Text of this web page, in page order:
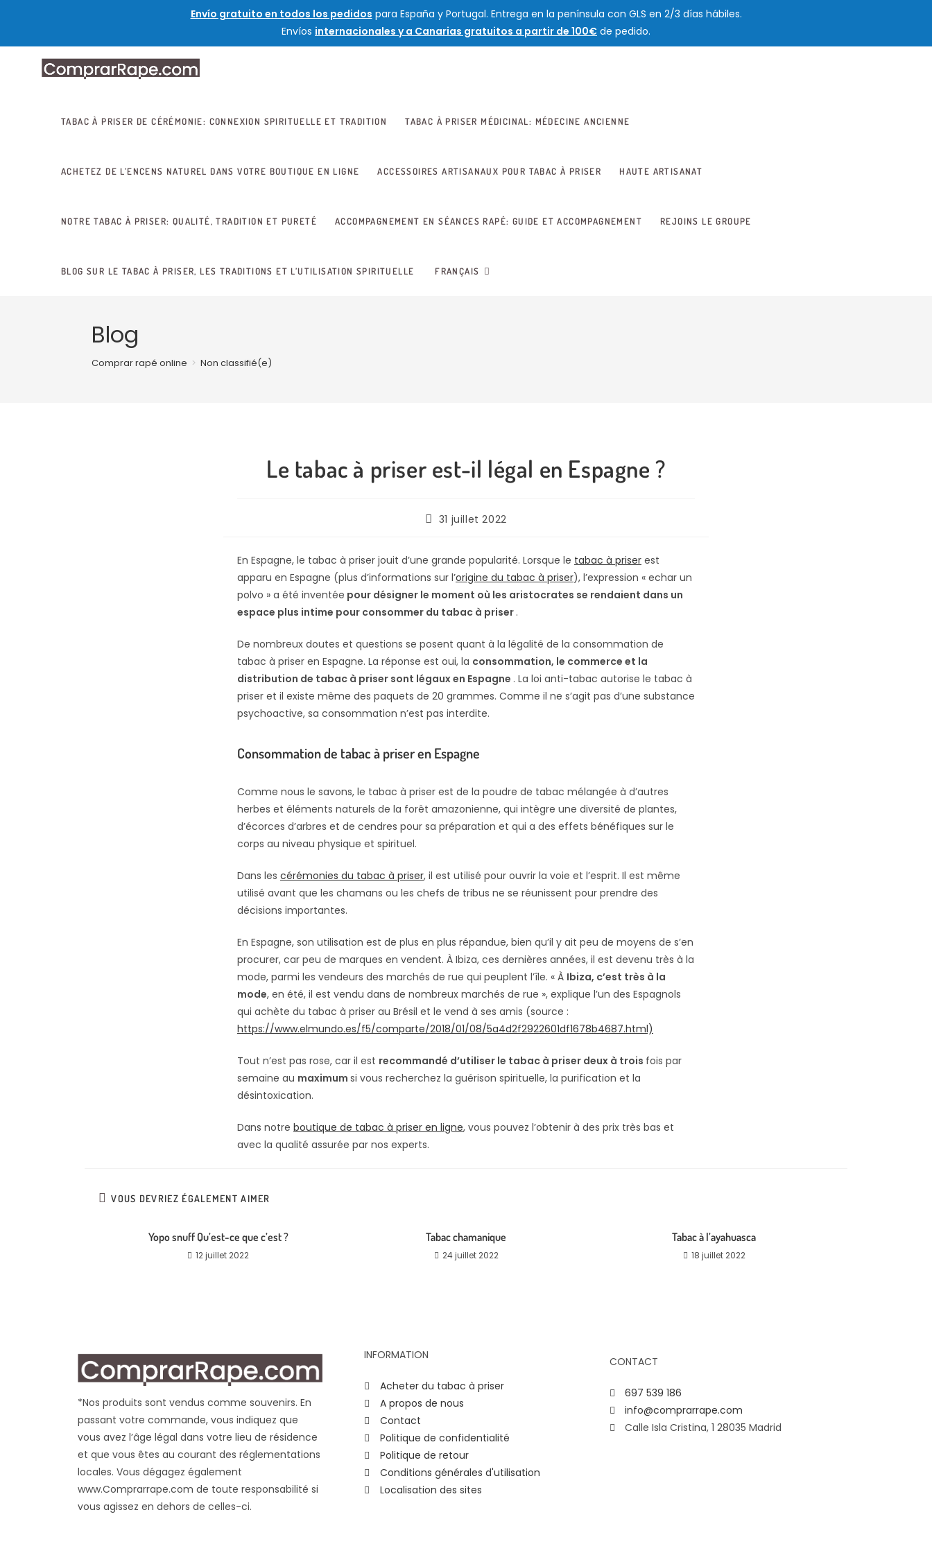
Envío gratuito en todos los pedidos para España y Portugal. Entrega en la península con GLS en 2/3 días hábiles.
Envíos internacionales y a Canarias gratuitos a partir de 100€ de pedido.
TABAC À PRISER DE CÉRÉMONIE: CONNEXION SPIRITUELLE ET TRADITION TABAC À PRISER MÉDICINAL: MÉDECINE ANCIENNE
ACHETEZ DE L’ENCENS NATUREL DANS VOTRE BOUTIQUE EN LIGNE ACCESSOIRES ARTISANAUX POUR TABAC À PRISER HAUTE ARTISANAT
NOTRE TABAC À PRISER: QUALITÉ, TRADITION ET PURETÉ ACCOMPAGNEMENT EN SÉANCES RAPÉ: GUIDE ET ACCOMPAGNEMENT REJOINS LE GROUPE
BLOG SUR LE TABAC À PRISER, LES TRADITIONS ET L’UTILISATION SPIRITUELLE FRANÇAIS
Blog
Comprar rapé online > Non classifié(e)
Le tabac à priser est-il légal en Espagne ?
31 juillet 2022
En Espagne, le tabac à priser jouit d’une grande popularité. Lorsque le tabac à priser est
apparu en Espagne (plus d’informations sur l’origine du tabac à priser), l’expression « echar un
polvo » a été inventée pour désigner le moment où les aristocrates se rendaient dans un
espace plus intime pour consommer du tabac à priser .
De nombreux doutes et questions se posent quant à la légalité de la consommation de
tabac à priser en Espagne. La réponse est oui, la consommation, le commerce et la
distribution de tabac à priser sont légaux en Espagne . La loi anti-tabac autorise le tabac à
priser et il existe même des paquets de 20 grammes. Comme il ne s’agit pas d’une substance
psychoactive, sa consommation n’est pas interdite.
Consommation de tabac à priser en Espagne
Comme nous le savons, le tabac à priser est de la poudre de tabac mélangée à d’autres
herbes et éléments naturels de la forêt amazonienne, qui intègre une diversité de plantes,
d’écorces d’arbres et de cendres pour sa préparation et qui a des effets bénéfiques sur le
corps au niveau physique et spirituel.
Dans les cérémonies du tabac à priser, il est utilisé pour ouvrir la voie et l’esprit. Il est même
utilisé avant que les chamans ou les chefs de tribus ne se réunissent pour prendre des
décisions importantes.
En Espagne, son utilisation est de plus en plus répandue, bien qu’il y ait peu de moyens de s’en
procurer, car peu de marques en vendent. À Ibiza, ces dernières années, il est devenu très à la
mode, parmi les vendeurs des marchés de rue qui peuplent l’île. « À Ibiza, c’est très à la
mode, en été, il est vendu dans de nombreux marchés de rue », explique l’un des Espagnols
qui achète du tabac à priser au Brésil et le vend à ses amis (source :
https://www.elmundo.es/f5/comparte/2018/01/08/5a4d2f2922601df1678b4687.html)
Tout n’est pas rose, car il est recommandé d’utiliser le tabac à priser deux à trois fois par
semaine au maximum si vous recherchez la guérison spirituelle, la purification et la
désintoxication.
Dans notre boutique de tabac à priser en ligne, vous pouvez l’obtenir à des prix très bas et
avec la qualité assurée par nos experts.
VOUS DEVRIEZ ÉGALEMENT AIMER
Yopo snuff Qu’est-ce que c’est ?
12 juillet 2022
Tabac chamanique
24 juillet 2022
Tabac à l’ayahuasca
18 juillet 2022
*Nos produits sont vendus comme souvenirs. En
passant votre commande, vous indiquez que
vous avez l’âge légal dans votre lieu de résidence
et que vous êtes au courant des réglementations
locales. Vous dégagez également
www.Comprarrape.com de toute responsabilité si
vous agissez en dehors de celles-ci.
INFORMATION
Acheter du tabac à priser
A propos de nous
Contact
Politique de confidentialité
Politique de retour
Conditions générales d'utilisation
Localisation des sites
CONTACT
697 539 186
info@comprarrape.com
Calle Isla Cristina, 1 28035 Madrid